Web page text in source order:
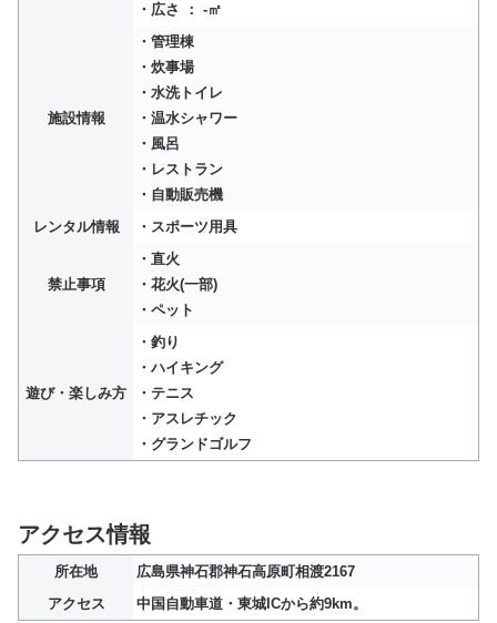
・広さ ： -㎡
施設情報
・管理棟
・炊事場
・水洗トイレ
・温水シャワー
・風呂
・レストラン
・自動販売機
レンタル情報
・スポーツ用具
禁止事項
・直火
・花火(一部)
・ペット
遊び・楽しみ方
・釣り
・ハイキング
・テニス
・アスレチック
・グランドゴルフ
アクセス情報
所在地
広島県神石郡神石高原町相渡2167
アクセス
中国自動車道・東城ICから約9km。